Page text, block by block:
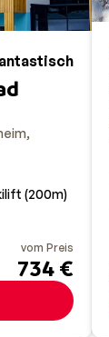
(200m)
vom Preis
734 €